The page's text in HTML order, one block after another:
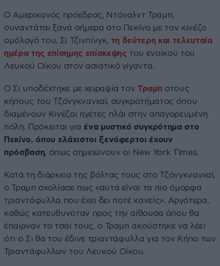
Ο Αμερικανός πρόεδρος, Ντόναλντ Τραμπ,
συναντάται ξανά σήμερα στο Πεκίνο με τον κινέζο
ομόλογό του, Σι Τζινπίνγκ, τη δεύτερη και τελευταία
ημέρα της επίσημης επίσκεψης του ενοίκου του
Λευκού Οίκου στον ασιατικό γίγαντα.
Ο Σι υποδέχτηκε με χειραψία τον Τραμπ στους
κήπους του Τζόνγκνανχαϊ, συγκροτήματος όπου
διαμένουν Κινέζοι ηγέτες πλάι στην απαγορευμένη
πόλη. Πρόκειται για ένα μυστικό συγκρότημα στο
Πεκίνο, όπου ελάχιστοι ξενόφερτοι έχουν
πρόσβαση, όπως σημειώνουν οι New York Times.
Κατά τη διάρκεια της βόλτας τους στο Τζόνγκνανχαϊ,
ο Τραμπ σχολίασε πως «αυτά είναι τα πιο όμορφα
τριαντάφυλλα που έχει δει ποτέ κανείς». Αργότερα,
καθώς κατευθυνόταν προς την αίθουσα όπου θα
έπαιρναν το τσάι τους, ο Τραμπ ακούστηκε να λέει
ότι ο Σι θα του έδινε τριαντάφυλλα για τον Κήπο των
Τριαντάφυλλων του Λευκού Οίκου.